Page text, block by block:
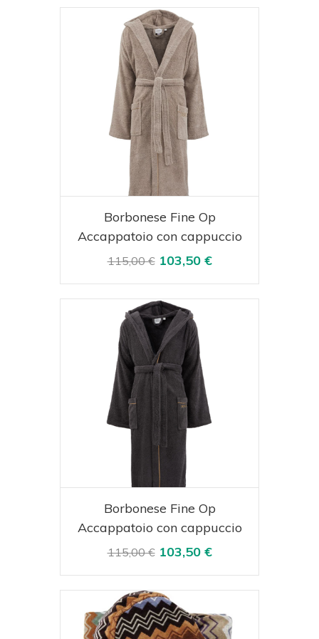
Acquista Visualizza
Borbonese Fine Op
Accappatoio con cappuccio
115,00 € 103,50 €
Acquista Visualizza
Borbonese Fine Op
Accappatoio con cappuccio
115,00 € 103,50 €